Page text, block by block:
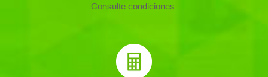
Consulte condiciones.